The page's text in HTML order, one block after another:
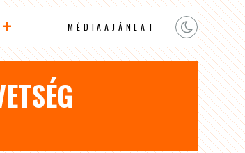
MÉDIAAJÁNLAT